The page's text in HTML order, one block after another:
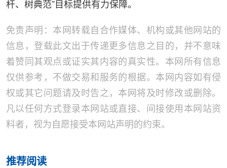
杆、树典范”目标提供有力保障。
免责声明：本网转载自合作媒体、机构或其他网站的
信息，登载此文出于传递更多信息之目的，并不意味
着赞同其观点或证实其内容的真实性。本网所有信息
仅供参考，不做交易和服务的根据。本网内容如有侵
权或其它问题请及时告之，本网将及时修改或删除。
凡以任何方式登录本网站或直接、间接使用本网站资
料者，视为自愿接受本网站声明的约束。
推荐阅读